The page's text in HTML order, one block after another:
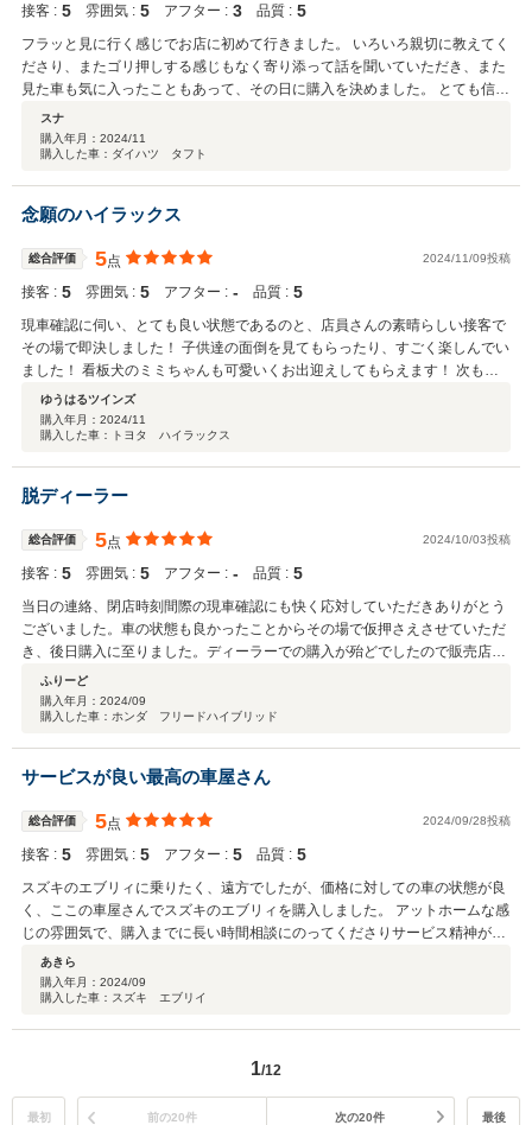
接客 : 5 雰囲気 : 5 アフター : 3 品質 : 5
フラッと見に行く感じでお店に初めて行きました。 いろいろ親切に教えてく
ださり、またゴリ押しする感じもなく寄り添って話を聞いていただき、また
見た車も気に入ったこともあって、その日に購入を決めました。 とても信頼
できるお店だと思います。 また何かあったら今後ともお付き合いしたいで
す。
スナ
購入年月： 2024/11
購入した車：ダイハツ タフト
念願のハイラックス
総合評価 5点 2024/11/09投稿
接客 : 5 雰囲気 : 5 アフター : ‐ 品質 : 5
現車確認に伺い、とても良い状態であるのと、店員さんの素晴らしい接客で
その場で即決しました！ 子供達の面倒を見てもらったり、すごく楽しんでい
ました！ 看板犬のミミちゃんも可愛いくお出迎えしてもらえます！ 次も車
を変える際は、こちらの店舗でご相談したいと思います。この度は、本当に
ありがとうございました！
ゆうはるツインズ
購入年月： 2024/11
購入した車：トヨタ ハイラックス
脱ディーラー
総合評価 5点 2024/10/03投稿
接客 : 5 雰囲気 : 5 アフター : ‐ 品質 : 5
当日の連絡、閉店時刻間際の現車確認にも快く応対していただきありがとう
ございました。車の状態も良かったことからその場で仮押さえさせていただ
き、後日購入に至りました。ディーラーでの購入が殆どでしたので販売店さ
ん選びは皆さんの口コミだよりでしたが、皆さんが仰っているように納車さ
れた車は外も内もピカピカで年式を感じさせません。夏場の暑い中、丁寧な
仕事をしていただきありがとうございました。距離はありますが1時間程度
ふりーど
購入年月： 2024/09
購入した車：ホンダ フリードハイブリッド
サービスが良い最高の車屋さん
総合評価 5点 2024/09/28投稿
接客 : 5 雰囲気 : 5 アフター : 5 品質 : 5
スズキのエブリィに乗りたく、遠方でしたが、価格に対しての車の状態が良
く、ここの車屋さんでスズキのエブリィを購入しました。 アットホームな感
じの雰囲気で、購入までに長い時間相談にのってくださりサービス精神があ
りました。 納車の際には、オイル交換、外装、内装ともに綺麗にピカピカし
てくださり、好調に走ってくれています。
あきら
購入年月： 2024/09
購入した車：スズキ エブリイ
1/12
最初 前の20件 次の20件 最後